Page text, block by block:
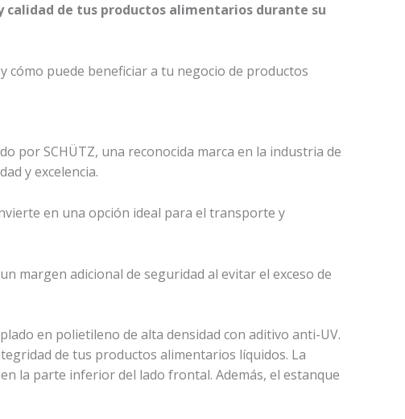
y calidad de tus productos alimentarios durante su
cómo puede beneficiar a tu negocio de productos
por SCHÜTZ, una reconocida marca en la industria de
y excelencia.
en una opción ideal para el transporte y
margen adicional de seguridad al evitar el exceso de
en polietileno de alta densidad con aditivo anti-UV.
de tus productos alimentarios líquidos. La
la parte inferior del lado frontal. Además, el estanque